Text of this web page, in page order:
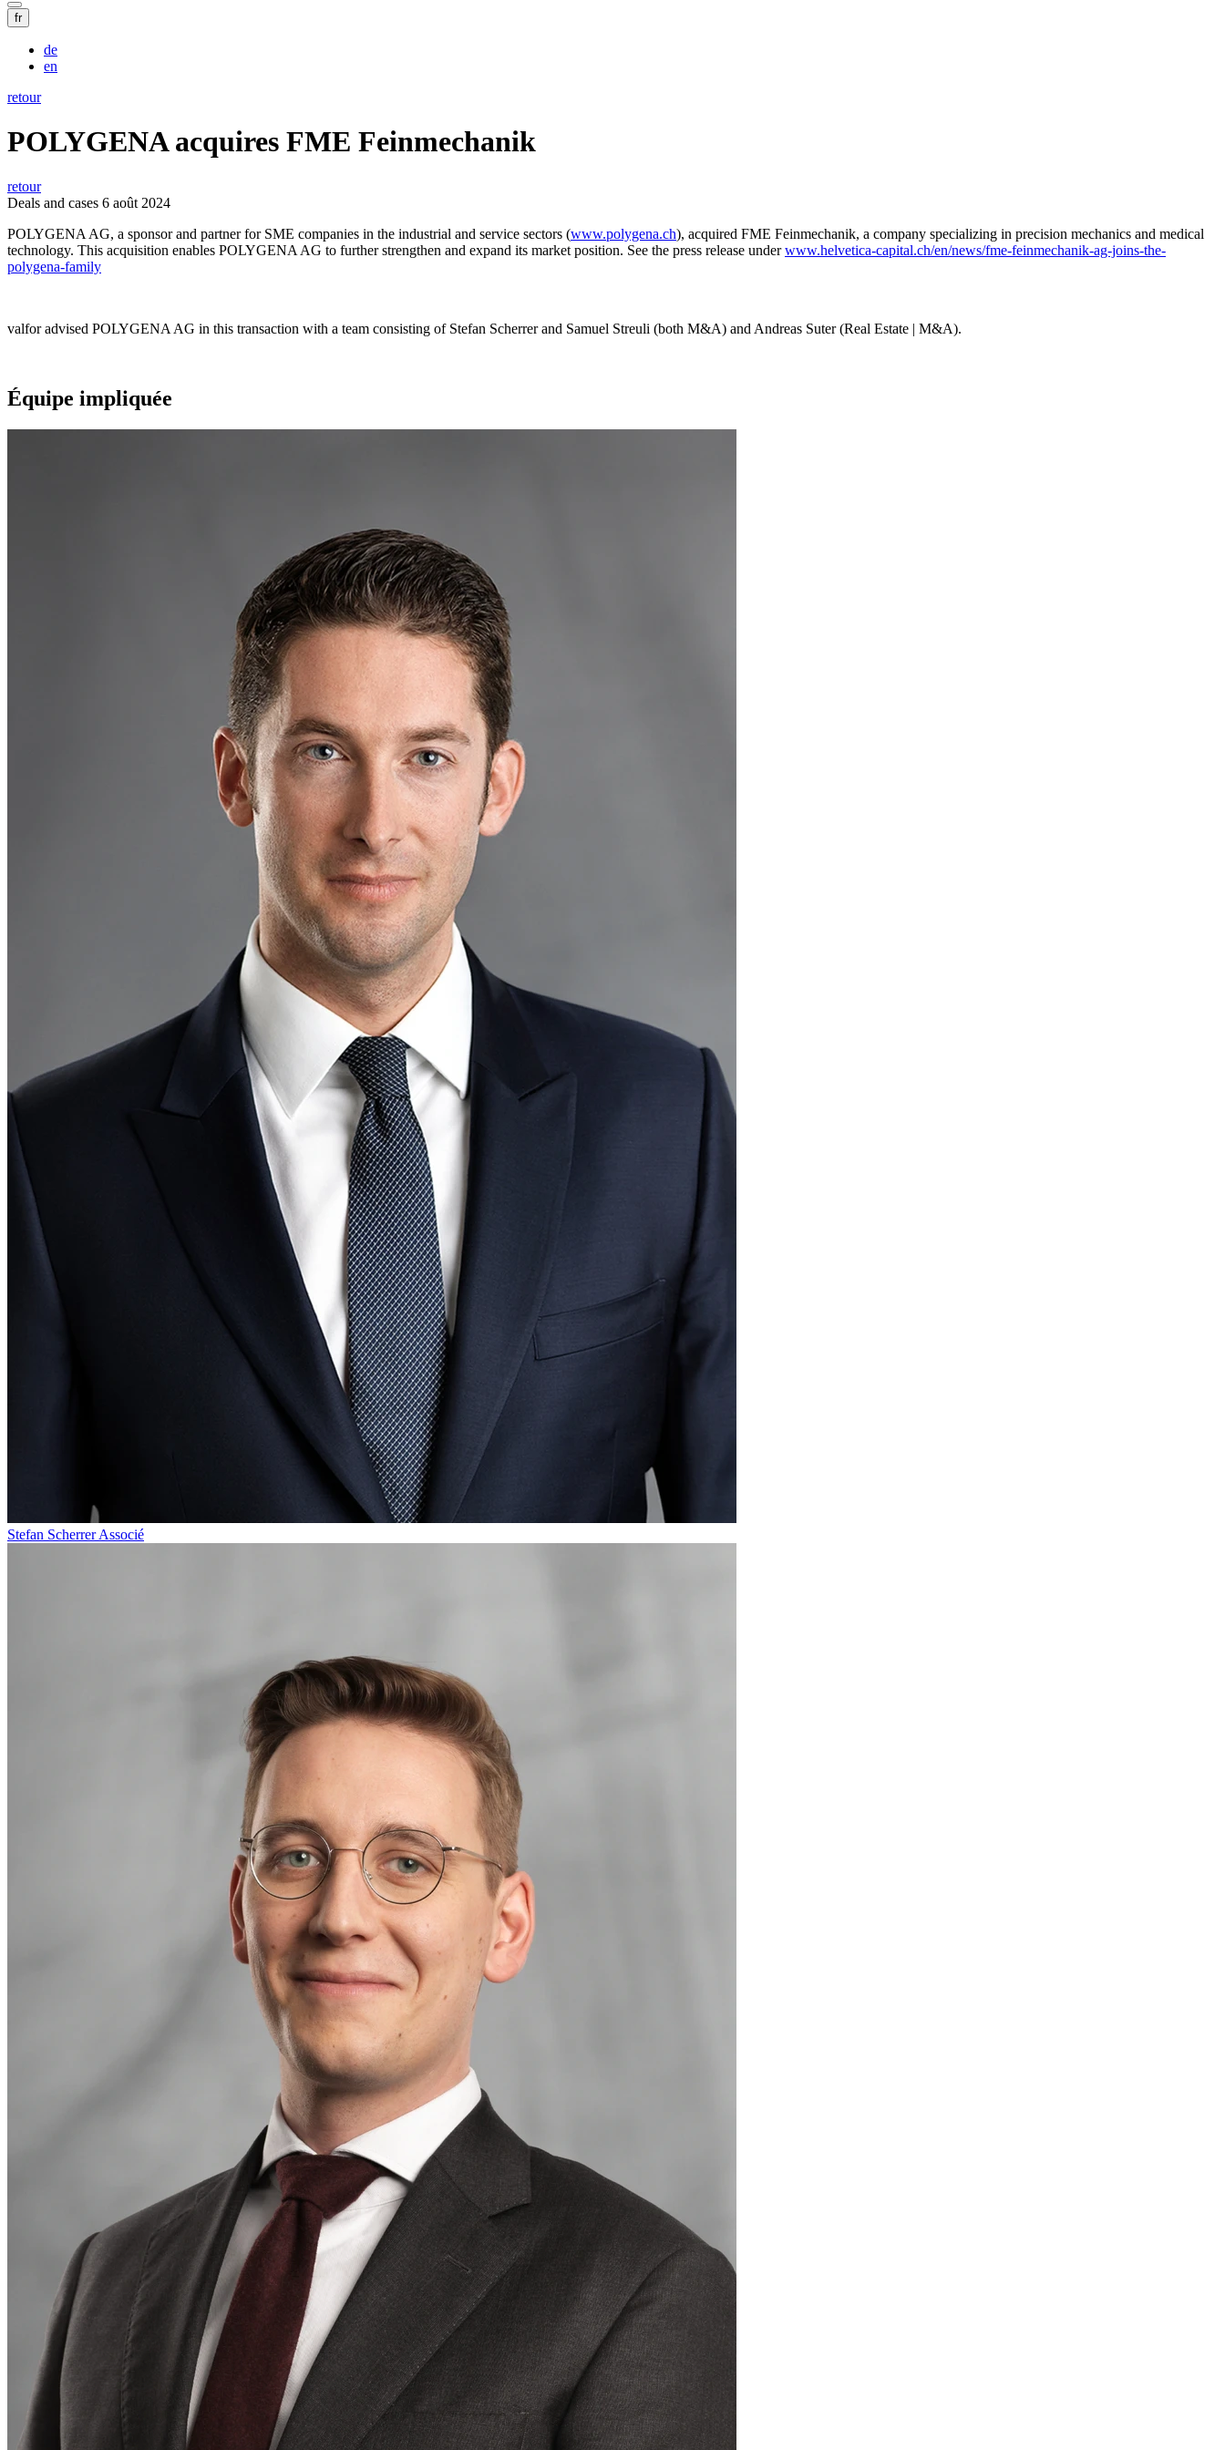
fr
de
en
retour
POLYGENA acquires FME Feinmechanik
retour
Deals and cases 6 août 2024
POLYGENA AG, a sponsor and partner for SME companies in the industrial and service sectors (www.polygena.ch), acquired FME Feinmechanik, a company specializing in precision mechanics and medical
technology. This acquisition enables POLYGENA AG to further strengthen and expand its market position. See the press release underwww.helvetica-capital.ch/en/news/fme-feinmechanik-ag-joins-the-
polygena-family
valfor advised POLYGENA AG in this transaction with a team consisting of Stefan Scherrer and Samuel Streuli (both M&A) and Andreas Suter (Real Estate | M&A).
Équipe impliquée
Stefan Scherrer Associé